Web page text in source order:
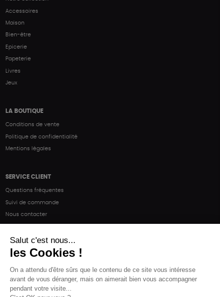
Accessoires
Maison
Bien-être
Epicerie
Papeterie
Livres
Jeux
LA BOUTIQUE
Conditions de vente
Politique de confidentialité
Mentions légales
SERVICE CLIENT
Questions fréquentes
Suivi de commande
Nous contacter
SUIVEZ-NOUS